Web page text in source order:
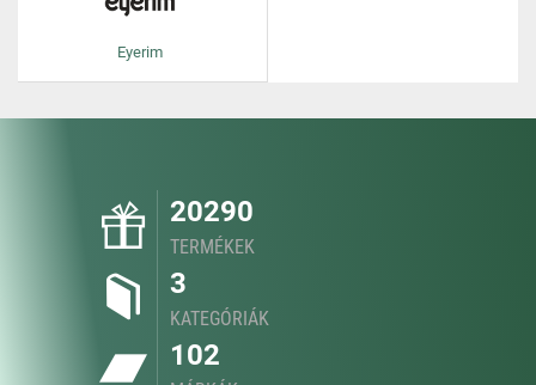
Eyerim
20290
TERMÉKEK
3
KATEGÓRIÁK
102